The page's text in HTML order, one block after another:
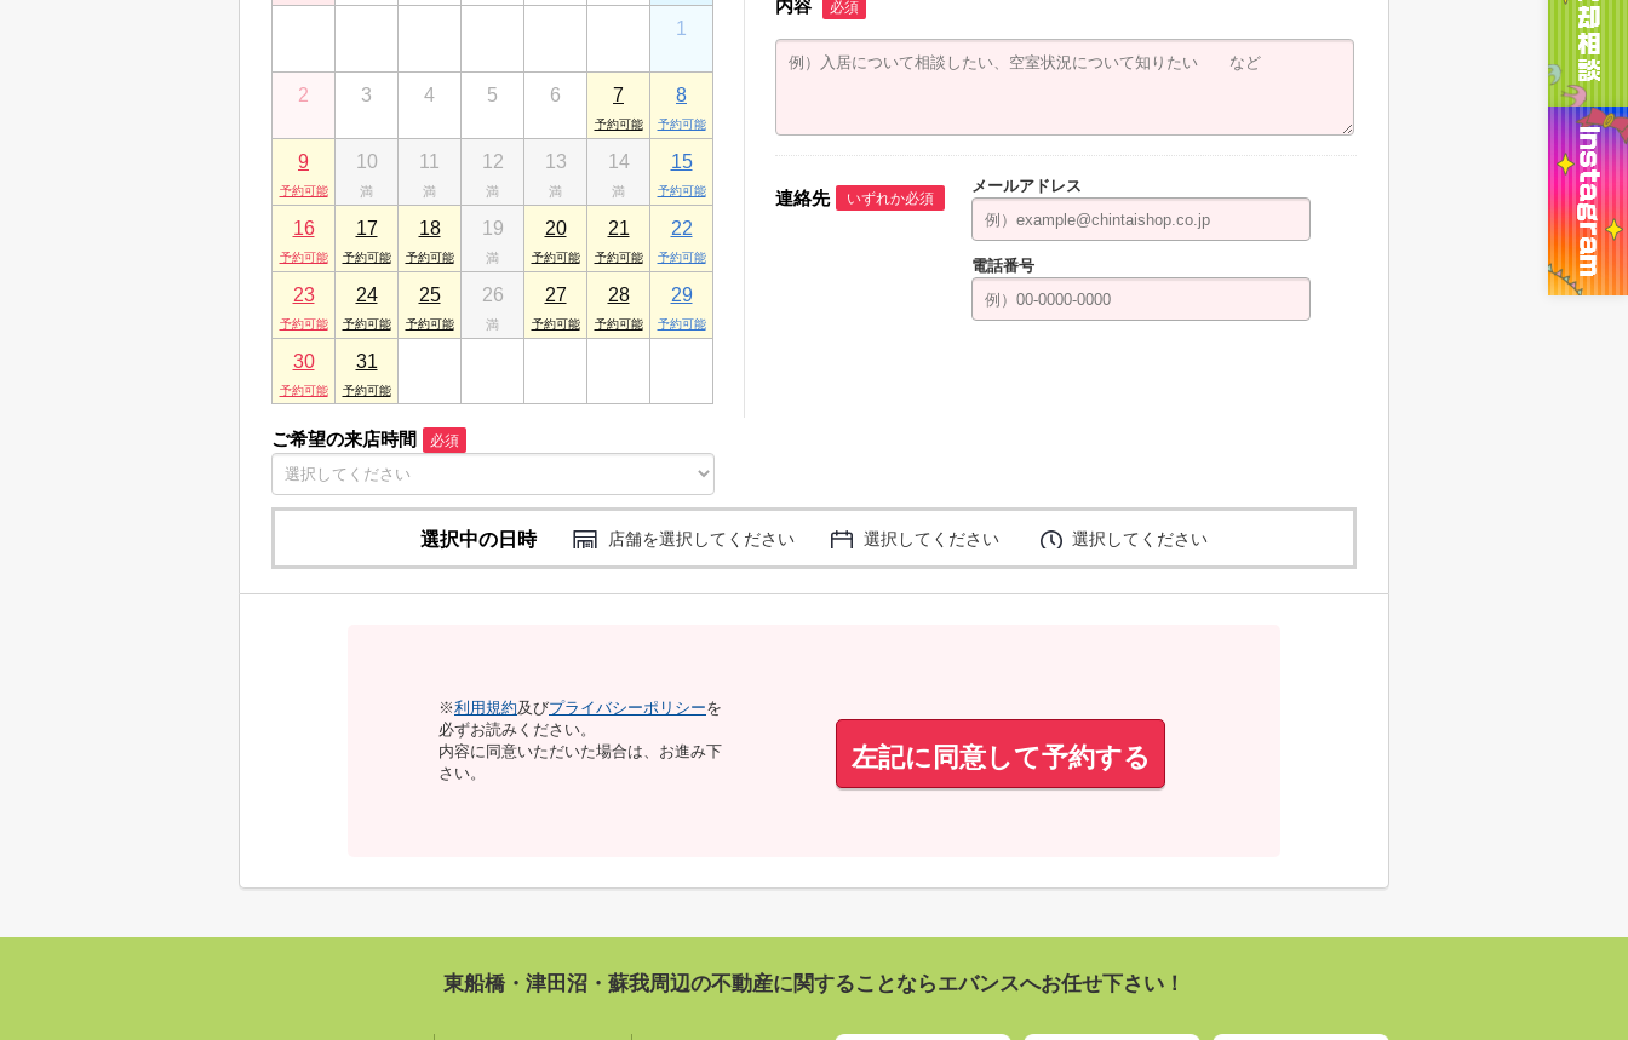
1
2 3 4 5 6 7 8
9 10 11 12 13 14 15
16 17 18 19 20 21 22
23 24 25 26 27 28 29
30 31
ご希望の来店時間 必須
内容 必須
連絡先 いずれか必須
メールアドレス
電話番号
選択中の日時 店舗を選択してください 選択してください 選択してください
※利用規約及びプライバシーポリシーを
必ずお読みください。
内容に同意いただいた場合は、お進み下
さい。
左記に同意して予約する
東船橋・津田沼・蘇我周辺の不動産に関することならエバンスへお任せ下さい！